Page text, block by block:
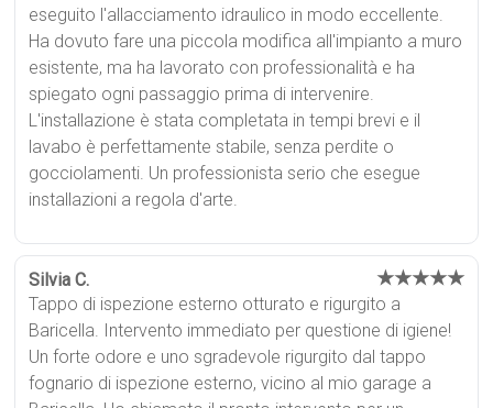
eseguito l'allacciamento idraulico in modo eccellente.
Ha dovuto fare una piccola modifica all'impianto a muro
esistente, ma ha lavorato con professionalità e ha
spiegato ogni passaggio prima di intervenire.
L'installazione è stata completata in tempi brevi e il
lavabo è perfettamente stabile, senza perdite o
gocciolamenti. Un professionista serio che esegue
installazioni a regola d'arte.
Silvia C. ★★★★★
Tappo di ispezione esterno otturato e rigurgito a
Baricella. Intervento immediato per questione di igiene!
Un forte odore e uno sgradevole rigurgito dal tappo
fognario di ispezione esterno, vicino al mio garage a